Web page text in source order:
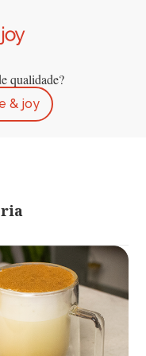
qualidade?
& joy